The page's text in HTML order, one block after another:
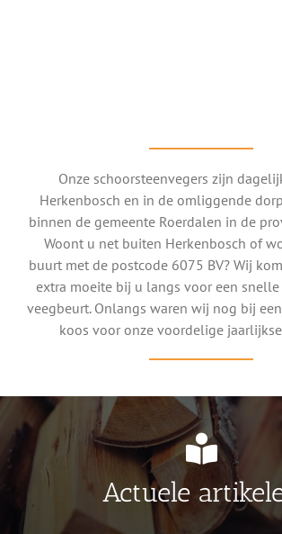
Onze schoorsteenvegers zijn
Herkenbosch en in de omliggende
binnen de gemeente Roerdalen in de
Woont u net buiten Herkenbosch of
buurt met de postcode 6075 BV? Wij
extra moeite bij u langs voor een
veegbeurt. Onlangs waren wij nog bij
koos voor onze voordelige
Actuele